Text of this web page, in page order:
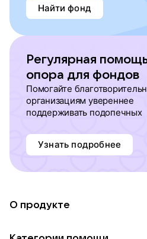
Найти фонд
Регулярная
опора для фондов
Помогайте
организациям увереннее
поддерживать подопечных
Узнать подробнее
О продукте